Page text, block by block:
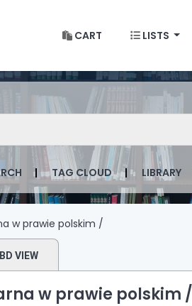
w Krakowie
CART LISTS
catalog by keyword
TAG CLOUD LIBRARY
w prawie polskim /
VIEW
w prawie polskim /